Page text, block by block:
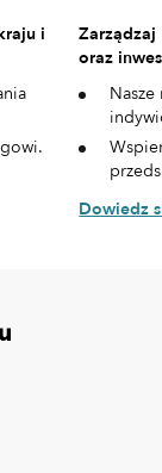
i
oraz
Dowiedz